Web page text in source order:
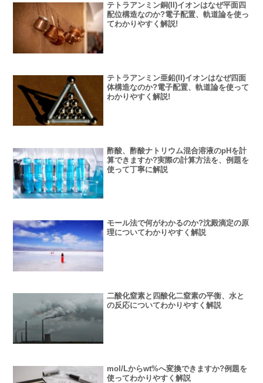
テトラアンミン銅(II)イオンはなぜ平面四
配位構造なのか?電子配置、軌道論を使っ
てわかりやすく解説!
テトラアンミン亜鉛(II)イオンはなぜ四面
体構造なのか?電子配置、軌道論を使って
わかりやすく解説!
酢酸、酢酸ナトリウム混合溶液のpHを計
算できますか?実際の計算方法を、例題を
使って丁寧に解説
モール法で何がわかるのか?沈殿滴定の原
理についてわかりやすく解説
二酸化窒素と四酸化二窒素の平衡、水と
の反応についてわかりやすく解説
mol/Lからwt%へ変換できますか?例題を
使ってわかりやすく解説